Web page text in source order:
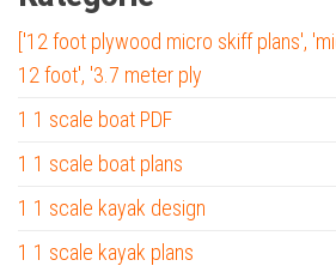
['12 foot plywood micro skiff plans',
12 foot', '3.7 meter ply
1 1 scale boat PDF
1 1 scale boat plans
1 1 scale kayak design
1 1 scale kayak plans